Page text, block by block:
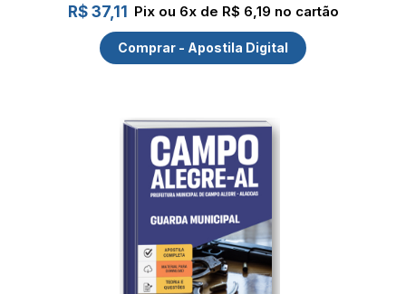
R$ 37,11 Pix ou 6x de R$ 6,19 no cartão
Comprar - Apostila Digital